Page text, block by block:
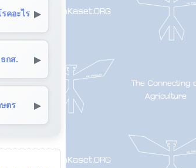
คอะไร ▶
กส. ▶
ตร ▶